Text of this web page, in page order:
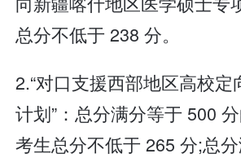
总分不低于 238 分。
2.“对口支援西部地区高校定
计划”：总分满分等于 500
考生总分不低于 265 分;总